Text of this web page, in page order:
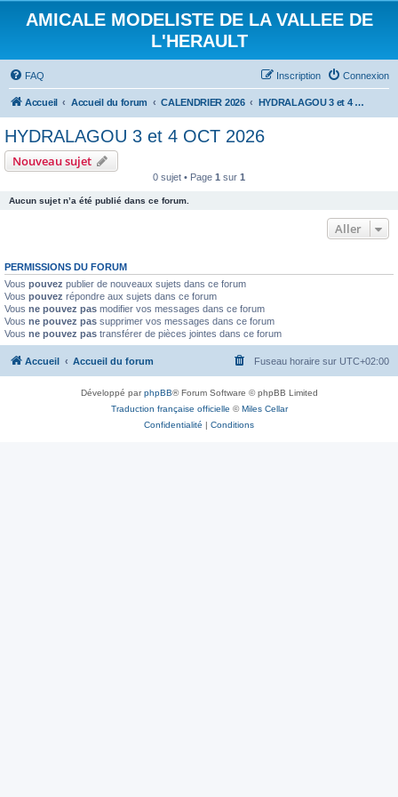
AMICALE MODELISTE DE LA VALLEE DE
L'HERAULT
FAQ Connexion
Inscription
Accueil Accueil du forum CALENDRIER 2026 HYDRALAGOU 3 et 4 OCT 2026
HYDRALAGOU 3 et 4 OCT 2026
Nouveau sujet
0 sujet • Page 1 sur 1
Aucun sujet n’a été publié dans ce forum.
Aller
PERMISSIONS DU FORUM
Vous pouvez publier de nouveaux sujets dans ce forum
Vous pouvez répondre aux sujets dans ce forum
Vous ne pouvez pas modifier vos messages dans ce forum
Vous ne pouvez pas supprimer vos messages dans ce forum
Vous ne pouvez pas transférer de pièces jointes dans ce forum
Accueil Accueil du forum Fuseau horaire sur UTC+02:00
Développé parphpBB® Forum Software © phpBB Limited
Traduction française officielle ©Miles Cellar
Confidentialité | Conditions